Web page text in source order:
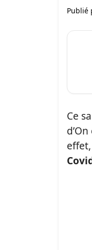
Publié
Ce